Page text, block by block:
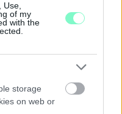
of my
with the
storage
on web or